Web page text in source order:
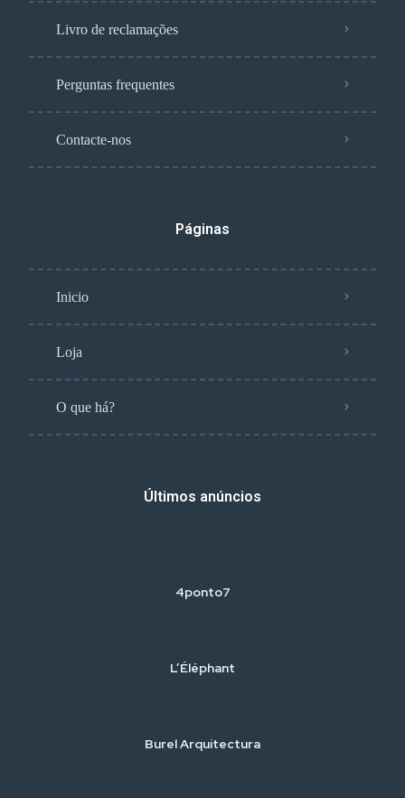
Livro de reclamações
Perguntas frequentes
Contacte-nos
Páginas
Inicio
Loja
O que há?
Últimos anúncios
4ponto7
L’Éléphant
Burel Arquitectura